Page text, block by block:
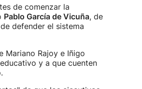
de comenzar la
Pablo García de Vicuña, de
defender el sistema
Mariano Rajoy e Iñigo
y a que cuenten